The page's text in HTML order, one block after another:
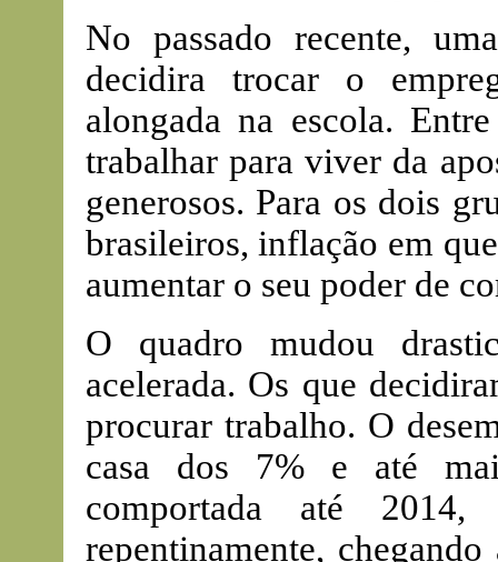
No passado recente,
decidira trocar o
alongada na escola.
trabalhar para viver da
generosos. Para os dois
brasileiros, inflação em
aumentar o seu poder de
O quadro mudou
acelerada. Os que
procurar trabalho. O
casa dos 7% e até
comportada até
repentinamente,